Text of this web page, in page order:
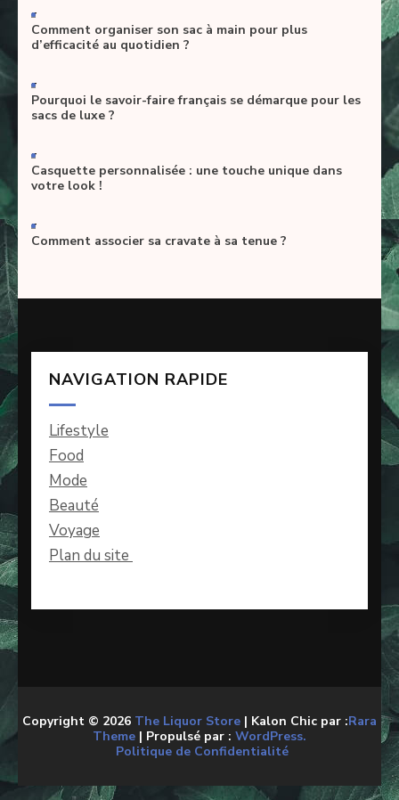
-
Comment organiser son sac à main pour plus
d’efficacité au quotidien ?
-
Pourquoi le savoir-faire français se démarque pour les
sacs de luxe ?
-
Casquette personnalisée : une touche unique dans
votre look !
-
Comment associer sa cravate à sa tenue ?
NAVIGATION RAPIDE
Lifestyle
Food
Mode
Beauté
Voyage
Plan du site
Copyright © 2026 The Liquor Store | Kalon Chic par :Rara
Theme | Propulsé par : WordPress.
Politique de Confidentialité